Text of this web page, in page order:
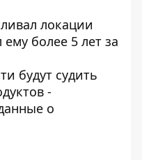
локации
более 5 лет за
будут судить
-
о